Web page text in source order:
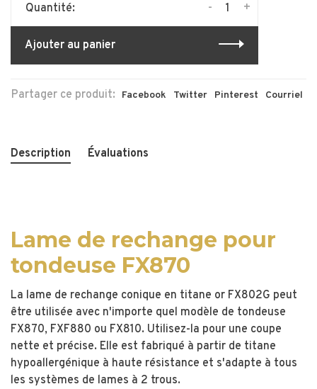
Quantité: +
-
Ajouter au panier
Partager ce produit: Facebook Twitter Pinterest Courriel
Description Évaluations
Lame de rechange pour
tondeuse FX870
La lame de rechange conique en titane or FX802G peut
être utilisée avec n'importe quel modèle de tondeuse
FX870, FXF880 ou FX810. Utilisez-la pour une coupe
nette et précise. Elle est fabriqué à partir de titane
hypoallergénique à haute résistance et s'adapte à tous
les systèmes de lames à 2 trous.